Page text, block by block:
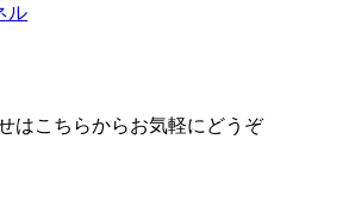
ル
はこちらからお気軽にどうぞ